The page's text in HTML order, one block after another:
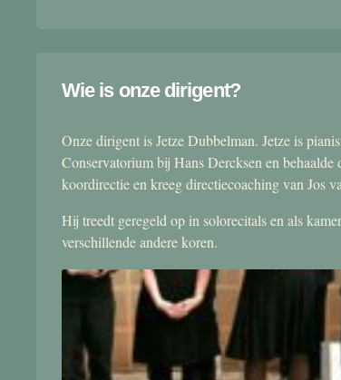
Wie is onze dirigent?
Onze dirigent is Jetze Dubbelman. Jetze is
Conservatorium bij Hans Dercksen en
koordirectie en kreeg directiecoaching van Jos
Hij treedt geregeld op in solorecitals en als
verschillende andere koren.